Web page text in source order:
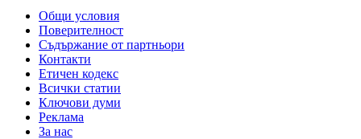
Общи условия
Поверителност
Съдържание от партньори
Контакти
Етичен кодекс
Всички статии
Ключови думи
Реклама
За нас